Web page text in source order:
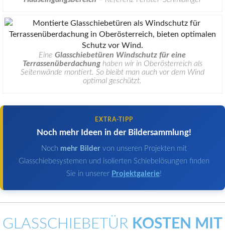
EineGlasschiebetüren Windschutz für eine
Terrassenüberdachunghaben wir in Oberösterreich als
Seitenwände montiert. So bleibt man auch vor dem Wind
optimal geschützt.
EXTRA-TIPP
Noch mehr Ideen in der Bildersammlung!
Noch mehr Bilder von unseren Projekten mit
Glasschiebesystemen und isolierten Schiebelösungen finden
Sie in unserer Projektgalerie!
GLASSCHIEBETÜR KOSTEN MIT